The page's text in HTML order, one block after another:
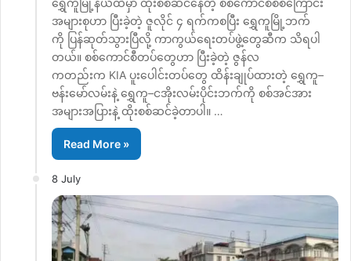
အများစုဟာ ပြီးခဲ့တဲ့ ဇူလိုင် ၄ ရက်ကစပြီး ရွှေကူမြို့ဘက်
ကို ပြန်ဆုတ်သွားပြီလို့ ကာကွယ်ရေးတပ်ဖွဲ့တွေဆီက သိရပါ
တယ်။ စစ်ကောင်စီတပ်တွေဟာ ပြီးခဲ့တဲ့ ဇွန်လ
ကတည်းက KIA ပူးပေါင်းတပ်တွေ ထိန်းချုပ်ထားတဲ့ ရွှေကူ–
ဗန်းမော်လမ်းနဲ့ ရွှေကူ–ငအိုးလမ်းပိုင်းဘက်ကို စစ်အင်အား
အများအပြားနဲ့ ထိုးစစ်ဆင်ခဲ့တာပါ။ …
Read More »
8 July